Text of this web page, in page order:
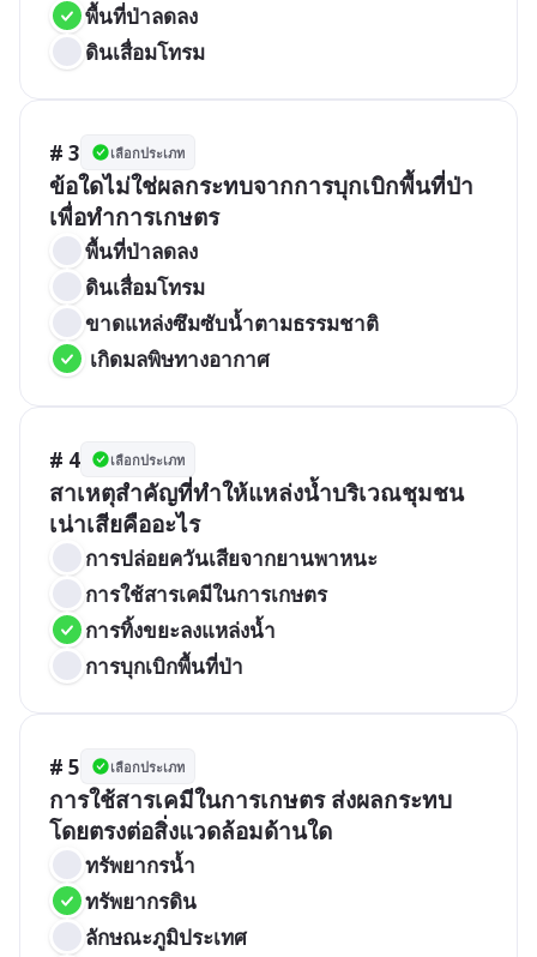
พื้นที่ป่าลดลง
ดินเสื่อมโทรม
# 3 เลือกประเภท
ข้อใดไม่ใช่ผลกระทบจากการบุกเบิกพื้นที่ป่า
เพื่อทำการเกษตร
พื้นที่ป่าลดลง
ดินเสื่อมโทรม
ขาดแหล่งซึมซับน้ำตามธรรมชาติ
เกิดมลพิษทางอากาศ
# 4 เลือกประเภท
สาเหตุสำคัญที่ทำให้แหล่งน้ำบริเวณชุมชน
เน่าเสียคืออะไร
การปล่อยควันเสียจากยานพาหนะ
การใช้สารเคมีในการเกษตร
การทิ้งขยะลงแหล่งน้ำ
การบุกเบิกพื้นที่ป่า
# 5 เลือกประเภท
การใช้สารเคมีในการเกษตร ส่งผลกระทบ
โดยตรงต่อสิ่งแวดล้อมด้านใด
ทรัพยากรน้ำ
ทรัพยากรดิน
ลักษณะภูมิประเทศ